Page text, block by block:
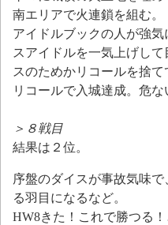
南エリアで火連鎖を組む。
アイドルブックの人が強
スアイドルを一気上げし
スのためかリコールを捨
リコールで入城達成。危な
＞８戦目
結果は２位。
序盤のダイスが事故気味
る羽目になるなど。
HW8きた！これで勝つる